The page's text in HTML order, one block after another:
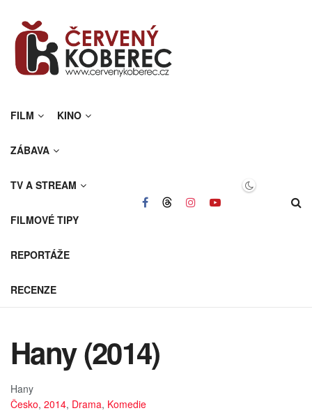
FILM KINO
ZÁBAVA
TV A STREAM
FILMOVÉ TIPY
REPORTÁŽE
RECENZE
Hany (2014)
Hany
Česko, 2014, Drama, Komedie